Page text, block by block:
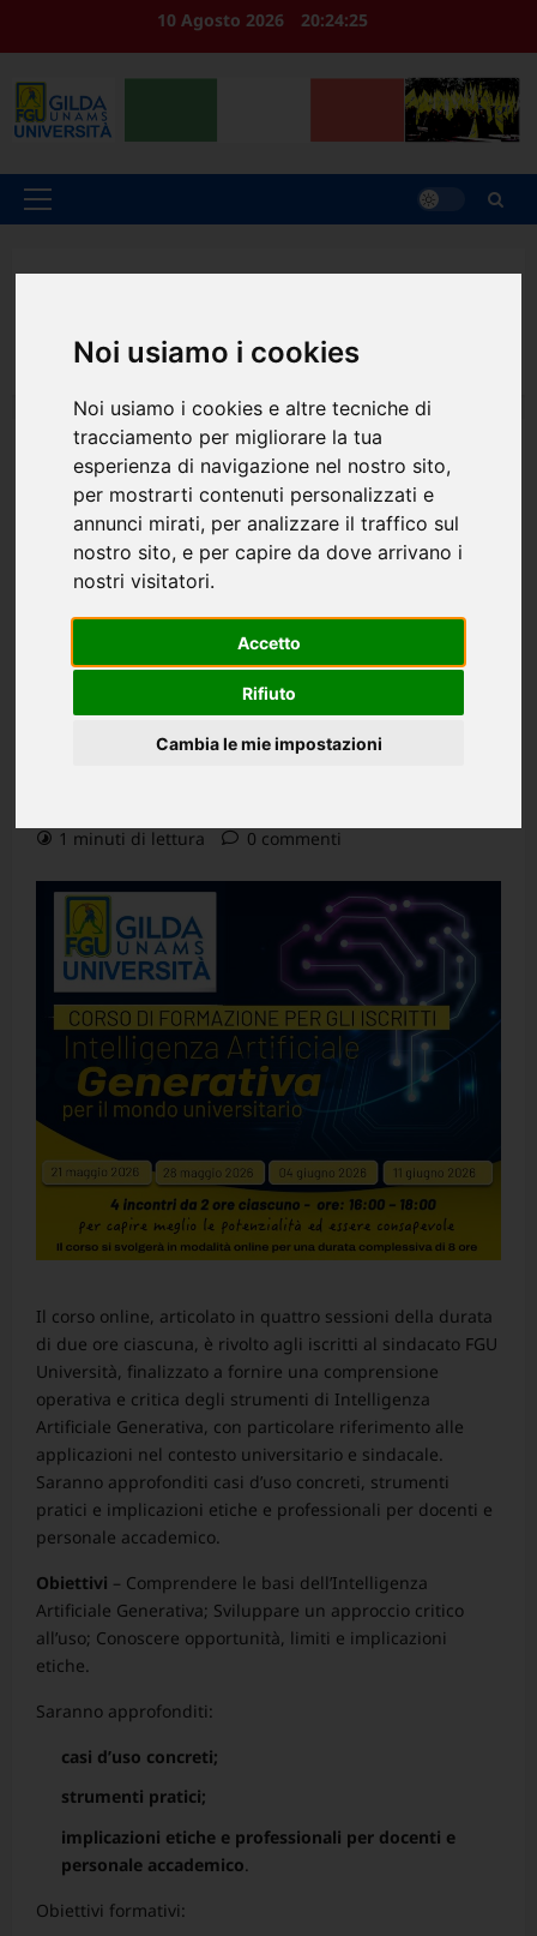
Noi usiamo i cookies
Noi usiamo i cookies e altre tecniche di
tracciamento per migliorare la tua
esperienza di navigazione nel nostro sito,
per mostrarti contenuti personalizzati e
annunci mirati, per analizzare il traffico sul
nostro sito, e per capire da dove arrivano i
nostri visitatori.
Accetto
Rifiuto
Cambia le mie impostazioni
10 Agosto 2026 20:24:26
Menu
Home
2026 Maggio
20
Formazione online per gli iscritti: 21 e 28 maggio e 04 e
11 giugno 2026
INTELLIGENZA ARTIFICIALE
GENERATIVA – Corso di
Formazione online per gli
iscritti: 21 e 28 maggio e 04
e 11 giugno 2026
1 minuti di lettura
0 commenti
Il corso online, articolato in quattro sessioni della durata
di due ore ciascuna, è rivolto agli iscritti al sindacato FGU
Università, finalizzato a fornire una comprensione
operativa e critica degli strumenti di Intelligenza
Artificiale Generativa, con particolare riferimento alle
applicazioni nel contesto universitario e sindacale.
Saranno approfonditi casi d’uso concreti, strumenti
pratici e implicazioni etiche e professionali per docenti e
personale accademico.
Obiettivi – Comprendere le basi dell’Intelligenza
Artificiale Generativa; Sviluppare un approccio critico
all’uso; Conoscere opportunità, limiti e implicazioni
etiche.
Saranno approfonditi:
casi d’uso concreti;
strumenti pratici;
implicazioni etiche e professionali per docenti e
personale accademico.
Obiettivi formativi: